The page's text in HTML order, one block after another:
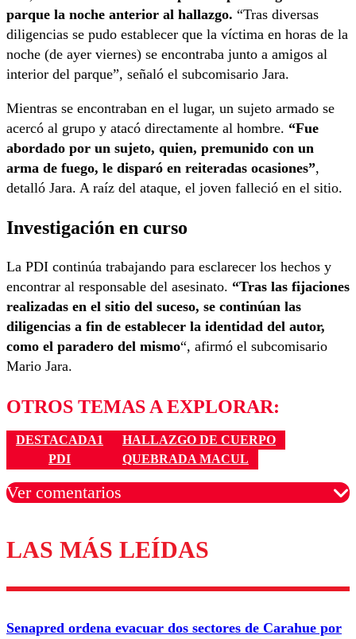
parque la noche anterior al hallazgo. “Tras diversas
diligencias se pudo establecer que la víctima en horas de la
noche (de ayer viernes) se encontraba junto a amigos al
interior del parque”, señaló el subcomisario Jara.
Mientras se encontraban en el lugar, un sujeto armado se
acercó al grupo y atacó directamente al hombre. “Fue
abordado por un sujeto, quien, premunido con un
arma de fuego, le disparó en reiteradas ocasiones”,
detalló Jara. A raíz del ataque, el joven falleció en el sitio.
Investigación en curso
La PDI continúa trabajando para esclarecer los hechos y
encontrar al responsable del asesinato. “Tras las fijaciones
realizadas en el sitio del suceso, se continúan las
diligencias a fin de establecer la identidad del autor,
como el paradero del mismo“, afirmó el subcomisario
Mario Jara.
OTROS TEMAS A EXPLORAR:
DESTACADA1
HALLAZGO DE CUERPO
PDI
QUEBRADA MACUL
Ver comentarios
Los comentarios son moderados para garantizar un
diálogo respetuoso.
Nombre
Correo
LAS MÁS LEÍDAS
Senapred ordena evacuar dos sectores de Carahue por